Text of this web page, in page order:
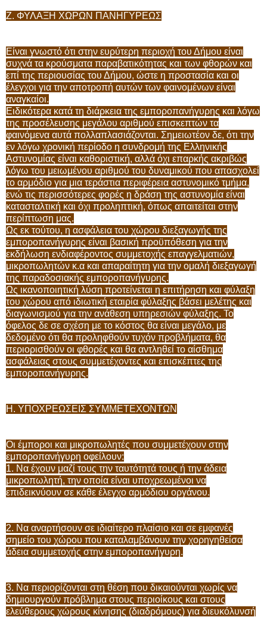
Z. ΦΥΛΑΞΗ ΧΩΡΩΝ ΠΑΝΗΓΥΡΕΩΣ
Είναι γνωστό ότι στην ευρύτερη περιοχή του Δήμου είναι
συχνά τα κρούσματα παραβατικότητας και των φθορών και
επί της περιουσίας του Δήμου, ώστε η προστασία και οι
έλεγχοι για την αποτροπή αυτών των φαινομένων είναι
αναγκαίοι.
Ειδικότερα κατά τη διάρκεια της εμποροπανήγυρης και λόγω
της προσέλευσης μεγάλου αριθμού επισκεπτών τα
φαινόμενα αυτά πολλαπλασιάζονται. Σημειωτέον δε, ότι την
εν λόγω χρονική περίοδο η συνδρομή της Ελληνικής
Αστυνομίας είναι καθοριστική, αλλά όχι επαρκής ακριβώς
λόγω του μειωμένου αριθμού του δυναμικού που απασχολεί
το αρμόδιο για μια τεράστια περιφέρεια αστυνομικό τμήμα,
ενώ τις περισσότερες φορές η δράση της αστυνομία είναι
κατασταλτική και όχι προληπτική, όπως απαιτείται στην
περίπτωση μας.
Ως εκ τούτου, η ασφάλεια του χώρου διεξαγωγής της
εμποροπανήγυρης είναι βασική προϋπόθεση για την
εκδήλωση ενδιαφέροντος συμμετοχής επαγγελματιών,
μικροπωλητών κ.α και απαραίτητη για την ομαλή διεξαγωγή
της παραδοσιακής εμποροπανήγυρης.
Ως ικανοποιητική λύση προτείνεται η επιτήρηση και φύλαξη
του χώρου από ιδιωτική εταιρία φύλαξης βάσει μελέτης και
διαγωνισμού για την ανάθεση υπηρεσιών φύλαξης. Το
όφελος δε σε σχέση με το κόστος θα είναι μεγάλο, με
δεδομένο ότι θα προληφθούν τυχόν προβλήματα, θα
περιορισθούν οι φθορές και θα αντληθεί το αίσθημα
ασφάλειας στους συμμετέχοντες και επισκέπτες της
εμποροπανήγυρης.
H. ΥΠΟΧΡΕΩΣΕΙΣ ΣΥΜΜΕΤΕΧΟΝΤΩΝ
Οι έμποροι και μικροπωλητές που συμμετέχουν στην
εμποροπανήγυρη οφείλουν:
1. Να έχουν μαζί τους την ταυτότητά τους ή την άδεια
μικροπωλητή, την οποία είναι υποχρεωμένοι να
επιδεικνύουν σε κάθε έλεγχο αρμόδιου οργάνου.
2. Να αναρτήσουν σε ιδιαίτερο πλαίσιο και σε εμφανές
σημείο του χώρου που καταλαμβάνουν την χορηγηθείσα
άδεια συμμετοχής στην εμποροπανήγυρη.
3. Να περιορίζονται στη θέση που δικαιούνται χωρίς να
δημιουργούν πρόβλημα στους περιοίκους και στους
ελεύθερους χώρους κίνησης (διαδρόμους) για διευκόλυνσή